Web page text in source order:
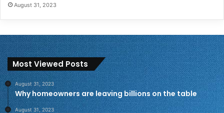
August 31, 2023
Most Viewed Posts
August 31, 2023
Why homeowners are leaving billions on the table
August 31, 2023